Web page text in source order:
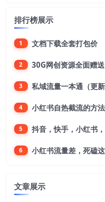
排行榜展示
1 文档下载全套打包价
2 30G网创资源全面赠送
3 私域流量一本通（更新
4 小红书自热截流的方法
5
6 小红书流量差，死磕
文章展示